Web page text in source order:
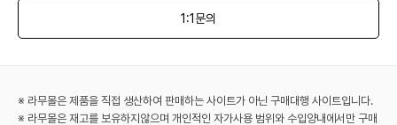
1:1문의
※ 라무몰은 제품을 직접 생산하여 판매하는 사이트가 아닌 구매대행 사이트입니다.
※ 라무몰은 재고를 보유하지않으며 개인적인 자가사용 범위와 수입양내에서만 구매